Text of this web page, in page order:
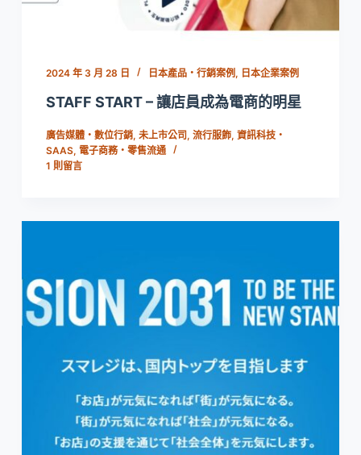
2024 年 3 月 28 日 日本產品・行銷案例 , 日本企業案例
STAFF START – 讓店員成為電商的明星
廣告媒體・數位行銷, 未上市公司, 流行服飾, 資訊科技・
SAAS, 電子商務・零售流通
1 則留言